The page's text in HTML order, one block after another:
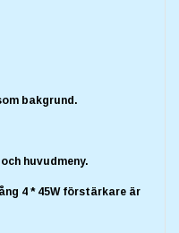
bakgrund.
huvudmeny.
4 * 45W förstärkare är